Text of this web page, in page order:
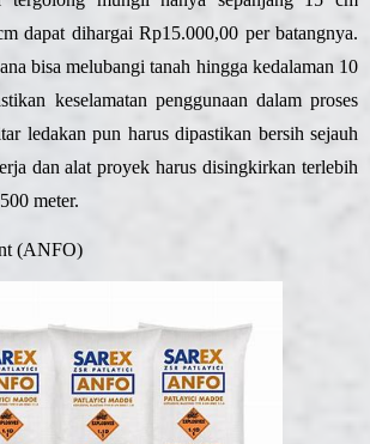
dapat dihargai Rp15.000,00 per batangnya.
bisa melubangi tanah hingga kedalaman 10
keselamatan penggunaan dalam proses
ledakan pun harus dipastikan bersih sejauh
dan alat proyek harus disingkirkan terlebih
meter.
(ANFO)